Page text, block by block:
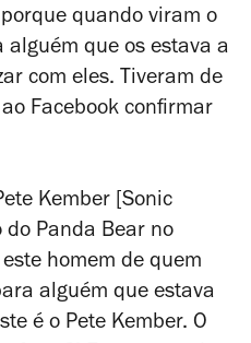
quando viram o
que os estava a
com eles. Tiveram de
Facebook confirmar
Kember [Sonic
do Panda Bear no
homem de quem
alguém que estava
é o Pete Kember. O